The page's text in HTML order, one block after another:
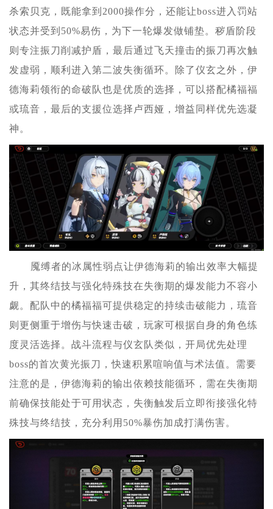
杀索贝克，既能拿到2000操作分，还能让boss进入罚站
状态并受到50%易伤，为下一轮爆发做铺垫。秽盾阶段
则专注振刀削减护盾，最后通过飞天撞击的振刀再次触
发虚弱，顺利进入第二波失衡循环。除了仪玄之外，伊
德海莉领衔的命破队也是优质的选择，可以搭配橘福福
或琉音，最后的支援位选择卢西娅，增益同样优先选凝
神。
魇缚者的冰属性弱点让伊德海莉的输出效率大幅提
升，其终结技与强化特殊技在失衡期的爆发能力不容小
觑。配队中的橘福福可提供稳定的持续击破能力，琉音
则更侧重于增伤与快速击破，玩家可根据自身的角色练
度灵活选择。战斗流程与仪玄队类似，开局优先处理
boss的首次黄光振刀，快速积累喧响值与术法值。需要
注意的是，伊德海莉的输出依赖技能循环，需在失衡期
前确保技能处于可用状态，失衡触发后立即衔接强化特
殊技与终结技，充分利用50%暴伤加成打满伤害。